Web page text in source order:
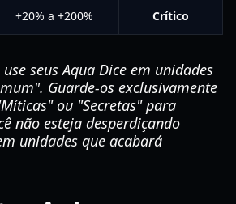
+20% a +200% Crítico
seus Aqua Dice em unidades
Guarde-os exclusivamente
ou "Secretas" para
não esteja desperdiçando
unidades que acabará